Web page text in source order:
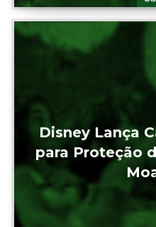
Disney Lança
para Proteção